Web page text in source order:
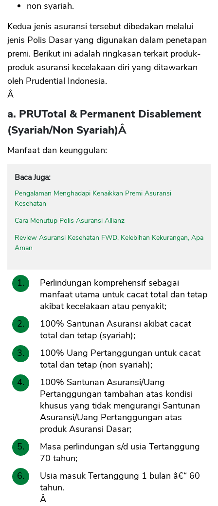
non syariah.
Kedua jenis asuransi tersebut dibedakan melalui
jenis Polis Dasar yang digunakan dalam penetapan
premi. Berikut ini adalah ringkasan terkait produk-
produk asuransi kecelakaan diri yang ditawarkan
oleh Prudential Indonesia.
Â
a. PRUTotal & Permanent Disablement
(Syariah/Non Syariah)Â
Manfaat dan keunggulan:
Baca Juga:
Pengalaman Menghadapi Kenaikkan Premi Asuransi
Kesehatan
Cara Menutup Polis Asuransi Allianz
Review Asuransi Kesehatan FWD, Kelebihan Kekurangan, Apa
Aman
Perlindungan komprehensif sebagai
manfaat utama untuk cacat total dan tetap
akibat kecelakaan atau penyakit;
100% Santunan Asuransi akibat cacat
total dan tetap (syariah);
100% Uang Pertanggungan untuk cacat
total dan tetap (non syariah);
100% Santunan Asuransi/Uang
Pertanggungan tambahan atas kondisi
khusus yang tidak mengurangi Santunan
Asuransi/Uang Pertanggungan atas
produk Asuransi Dasar;
Masa perlindungan s/d usia Tertanggung
70 tahun;
Usia masuk Tertanggung 1 bulan â€“ 60
tahun.
Â